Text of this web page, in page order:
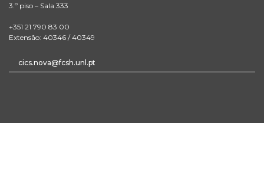
3.º piso – Sala 333
+351 21 790 83 00
Extensão: 40346 / 40349
cics.nova@fcsh.unl.pt